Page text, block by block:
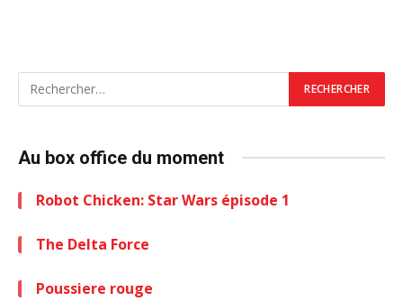
Au box office du moment
Robot Chicken: Star Wars épisode 1
The Delta Force
Poussiere rouge